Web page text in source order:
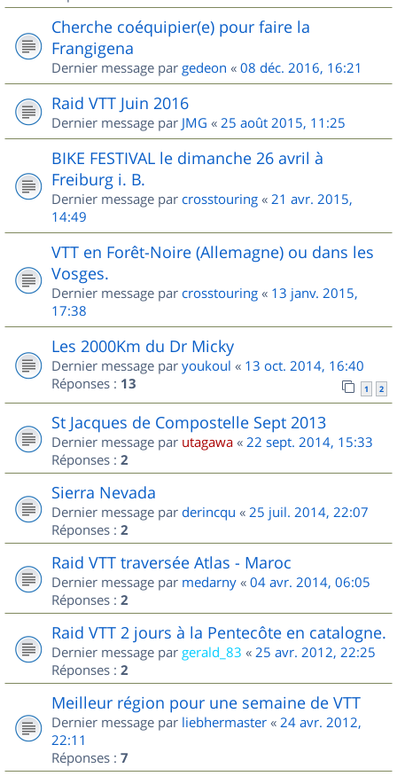
Cherche coéquipier(e) pour faire la
Frangigena
Dernier message par gedeon « 08 déc. 2016, 16:21
Raid VTT Juin 2016
Dernier message par JMG « 25 août 2015, 11:25
BIKE FESTIVAL le dimanche 26 avril à
Freiburg i. B.
Dernier message par crosstouring « 21 avr. 2015,
14:49
VTT en Forêt-Noire (Allemagne) ou dans les
Vosges.
Dernier message par crosstouring « 13 janv. 2015,
17:38
Les 2000Km du Dr Micky
Dernier message par youkoul « 13 oct. 2014, 16:40
Réponses : 13 1 2
St Jacques de Compostelle Sept 2013
Dernier message par utagawa « 22 sept. 2014, 15:33
Réponses : 2
Sierra Nevada
Dernier message par derincqu « 25 juil. 2014, 22:07
Réponses : 2
Raid VTT traversée Atlas - Maroc
Dernier message par medarny « 04 avr. 2014, 06:05
Réponses : 2
Raid VTT 2 jours à la Pentecôte en catalogne.
Dernier message par gerald_83 « 25 avr. 2012, 22:25
Réponses : 2
Meilleur région pour une semaine de VTT
Dernier message par liebhermaster « 24 avr. 2012,
22:11
Réponses : 7